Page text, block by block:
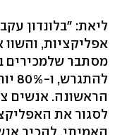
אפליקציות, והשוו
הראשונה. אנשים
לסגור את